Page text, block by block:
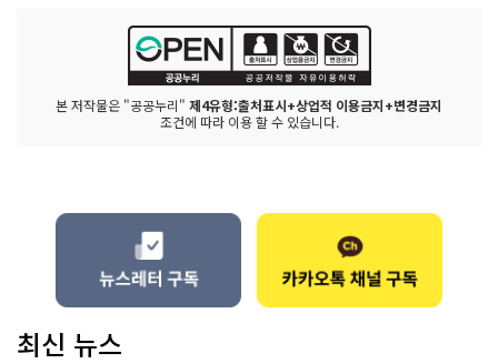
본 저작물은 "공공누리" 제4유형:출처표시+상업적 이용금지+변경금지
조건에 따라 이용 할 수 있습니다.
최신 뉴스